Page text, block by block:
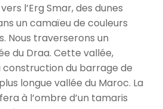
l’Erg Smar, des dunes
un camaïeu de couleurs
Nous traverserons un
du Draa. Cette vallée,
construction du barrage de
longue vallée du Maroc. La
à l’ombre d’un tamaris